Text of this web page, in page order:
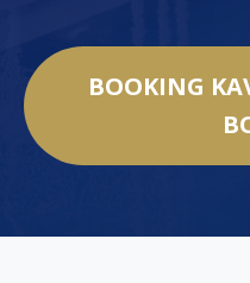
BOOKING